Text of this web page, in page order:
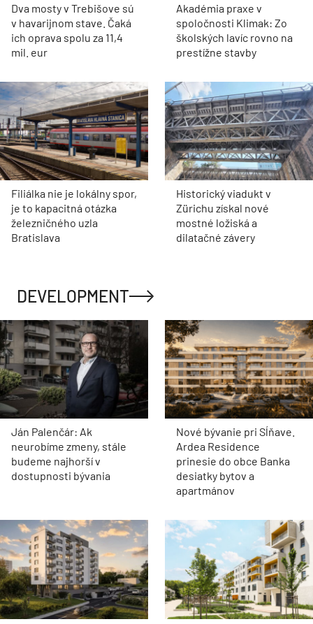
Dva mosty v Trebišove sú
v havarijnom stave. Čaká
ich oprava spolu za 11,4
mil. eur
Akadémia praxe v
spoločnosti Klimak: Zo
školských lavíc rovno na
prestížne stavby
Filiálka nie je lokálny spor,
je to kapacitná otázka
železničného uzla
Bratislava
Historický viadukt v
Zürichu získal nové
mostné ložiská a
dilatačné závery
DEVELOPMENT
Ján Palenčár: Ak
neurobíme zmeny, stále
budeme najhorší v
dostupnosti bývania
Nové bývanie pri Sĺňave.
Ardea Residence
prinesie do obce Banka
desiatky bytov a
apartmánov